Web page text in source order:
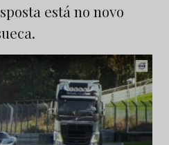
está no novo